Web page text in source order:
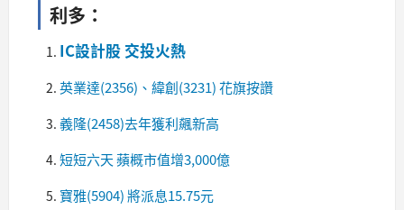
利多：
IC設計股 交投火熱
英業達(2356)、緯創(3231) 花旗按讚
義隆(2458)去年獲利飆新高
短短六天 蘋概市值增3,000億
寶雅(5904) 將派息15.75元